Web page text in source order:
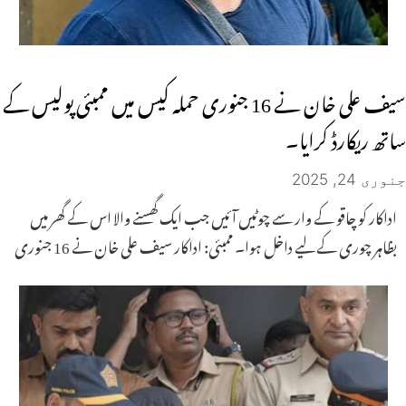
سیف علی خان نے 16 جنوری حملہ کیس میں ممبئی پولیس کے
ساتھ ریکارڈ کرایا۔
جنوری 24, 2025
اداکار کو چاقو کے وار سے چوٹیں آئیں جب ایک گھسنے والا اس کے گھر میں
بظاہر چوری کے لیے داخل ہوا۔ ممبئی: اداکار سیف علی خان نے 16 جنوری